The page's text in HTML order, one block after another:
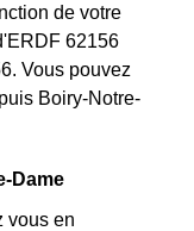
de votre
62156
Vous pouvez
Boiry-Notre-
Dame
vous en